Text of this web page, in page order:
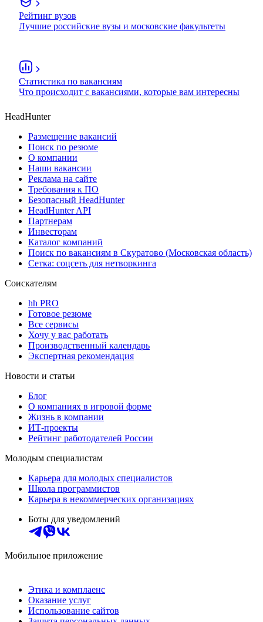
Рейтинг вузов
Лучшие российские вузы и московские факультеты
Статистика по вакансиям
Что происходит с вакансиями, которые вам интересны
HeadHunter
Размещение вакансий
Поиск по резюме
О компании
Наши вакансии
Реклама на сайте
Требования к ПО
Безопасный HeadHunter
HeadHunter API
Партнерам
Инвесторам
Каталог компаний
Поиск по вакансиям в Скуратово (Московская область)
Сетка: соцсеть для нетворкинга
Соискателям
hh PRO
Готовое резюме
Все сервисы
Хочу у вас работать
Производственный календарь
Экспертная рекомендация
Новости и статьи
Блог
О компаниях в игровой форме
Жизнь в компании
ИТ-проекты
Рейтинг работодателей России
Молодым специалистам
Карьера для молодых специалистов
Школа программистов
Карьера в некоммерческих организациях
Боты для уведомлений
Мобильное приложение
Этика и комплаенс
Оказание услуг
Использование сайтов